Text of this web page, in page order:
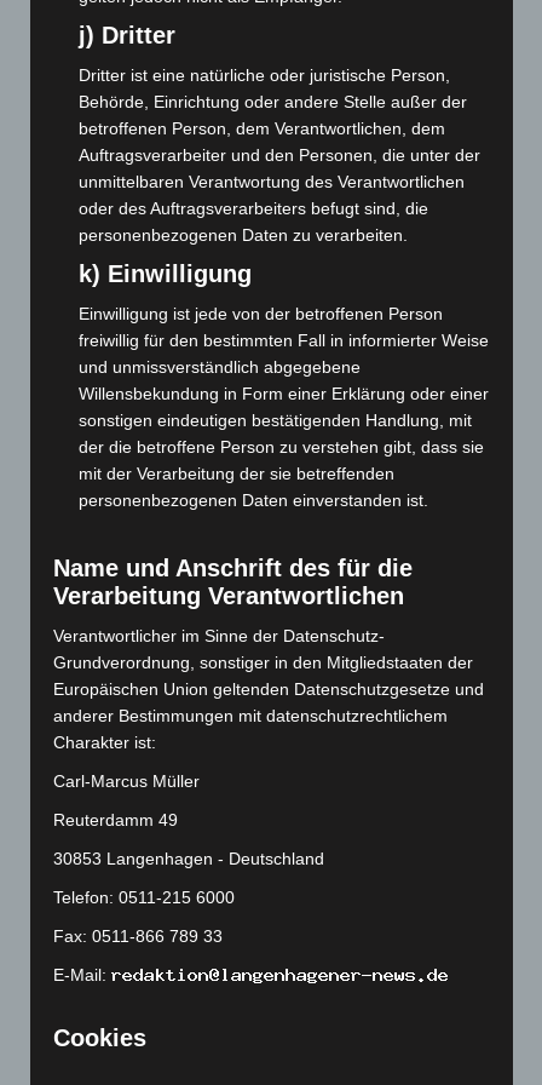
Februar 2024(103)
Dezember 2023(130)
November 2023 (130)
Oktober 2023
(114)
September 2023(133)
August 2023(134)
Juli 2023 (118)
Juni 2023(142)
Mai 2023(139)
April 2023(155)
März 2023(174)
Februar 2023(154)
Januar 2023(140)
November 2022 (167)
Oktober 2022(166)
September 2022(205)
August 2022
(166)
Juli 2022(133)
Juni 2022(167)
Mai 2022(177)
April 2022(198)
März 2022(221)
Februar 2022(189)
Januar 2022(190)
Dezember 2021(204)
Oktober 2021
j) Dritter
Dritter ist eine natürliche oder juristische Person,
Behörde, Einrichtung oder andere Stelle außer der
betroffenen Person, dem Verantwortlichen, dem
Auftragsverarbeiter und den Personen, die unter der
unmittelbaren Verantwortung des Verantwortlichen
oder des Auftragsverarbeiters befugt sind, die
personenbezogenen Daten zu verarbeiten.
k) Einwilligung
Einwilligung ist jede von der betroffenen Person
freiwillig für den bestimmten Fall in informierter Weise
und unmissverständlich abgegebene
Willensbekundung in Form einer Erklärung oder einer
sonstigen eindeutigen bestätigenden Handlung, mit
der die betroffene Person zu verstehen gibt, dass sie
mit der Verarbeitung der sie betreffenden
personenbezogenen Daten einverstanden ist.
Name und Anschrift des für die
Verarbeitung Verantwortlichen
Verantwortlicher im Sinne der Datenschutz-
Grundverordnung, sonstiger in den Mitgliedstaaten der
Europäischen Union geltenden Datenschutzgesetze und
anderer Bestimmungen mit datenschutzrechtlichem
Charakter ist:
Carl-Marcus Müller
Reuterdamm 49
30853 Langenhagen - Deutschland
Telefon: 0511-215 6000
Fax: 0511-866 789 33
E-Mail:
Cookies